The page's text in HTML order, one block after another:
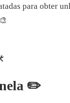
para obter
✏️